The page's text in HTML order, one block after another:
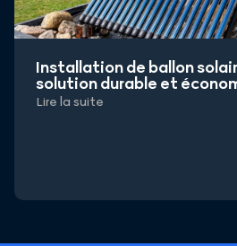
Installation de ballon
solution durable et
Lire la suite